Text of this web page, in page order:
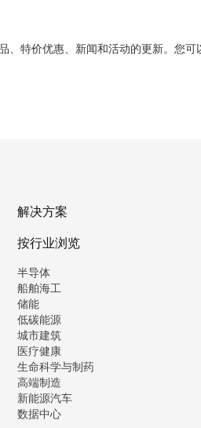
、特价优惠、新闻和活动的更新。您可
解决方案
按行业浏览
半导体
船舶海工
储能
低碳能源
城市建筑
医疗健康
生命科学与制药
高端制造
新能源汽车
数据中心